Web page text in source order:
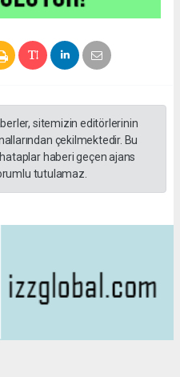
sitemizin editörlerinin
çekilmektedir. Bu
haberi geçen ajans
tutulamaz.